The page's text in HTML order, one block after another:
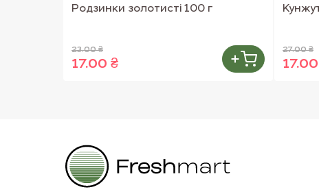
Родзинки золотисті 100 г
23.00 ₴
17.00 ₴
27.00 ₴